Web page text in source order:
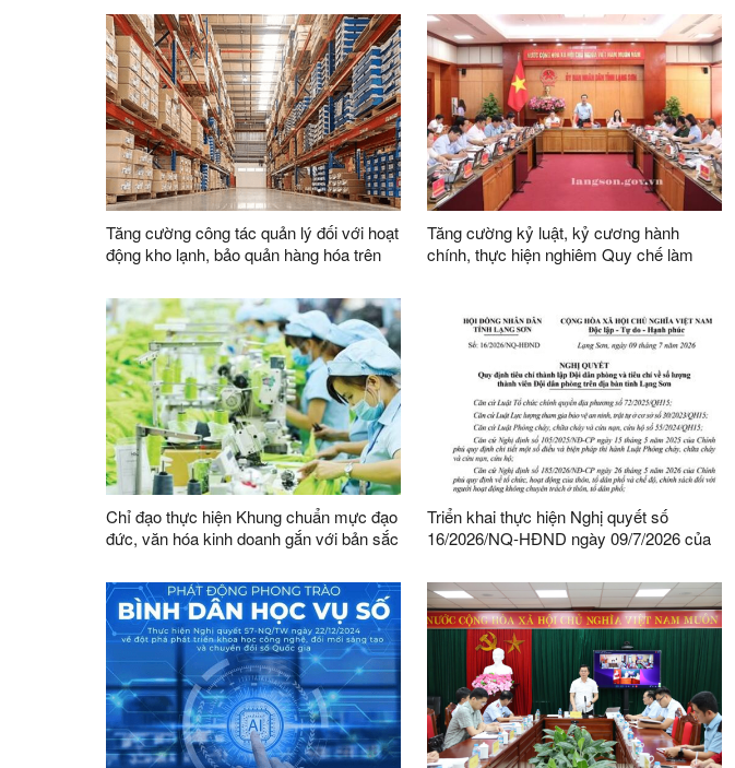
03-CT/TW ngày 03/02/2026 của Ban Bí
thư về tăng cường sự lãnh đạo của Đảng
đối với công tác quản lý, phát triển vật
liệu xây dựng trong giai đoạn mới
bàn tỉnh
Tăng cường công tác quản lý đối với hoạt
động kho lạnh, bảo quản hàng hóa trên
Tăng cường kỷ luật, kỷ cương hành
chính, thực hiện nghiêm Quy chế làm
Chỉ đạo thực hiện Khung chuẩn mực đạo
đức, văn hóa kinh doanh gắn với bản sắc
hóa kinh doanh thế giới
Triển khai thực hiện Nghị quyết số
16/2026/NQ-HĐND ngày 09/7/2026 của
Đội dân phòng và tiêu chí về số lượng
thành viên Đội dân phòng trên địa bàn
tỉnh